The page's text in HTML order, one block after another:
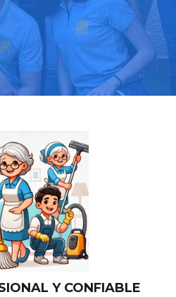
518 88 03 39
confían en nosotros
Y CONFIABLE